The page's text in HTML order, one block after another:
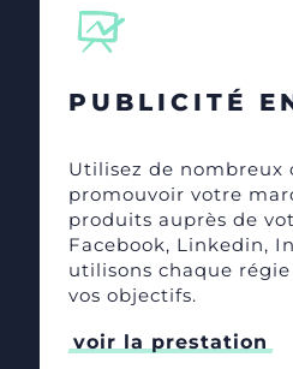
PUBLICITÉ
Utilisez de nombreux
promouvoir votre
produits auprès de
Facebook, Linkedin,
utilisons chaque
vos objectifs.
voir la prestation